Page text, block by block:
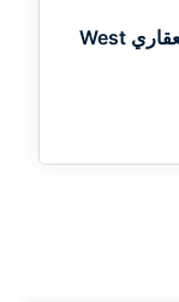
شركة ويست واي للتطوير العقاري West